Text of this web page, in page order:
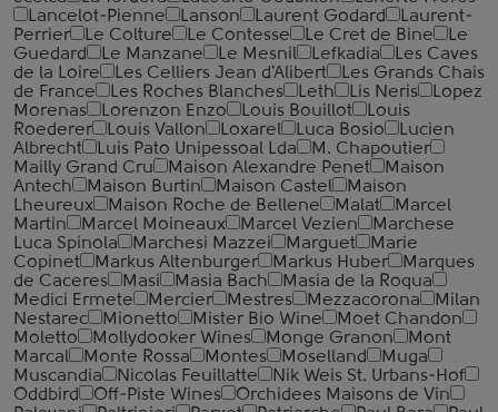
Lancelot-Pienne
Lanson Laurent Godard
Laurent-
Perrier
Le Colture Le Contesse Le Cret de Bine
Le
Guedard
Le Manzane Le Mesnil Lefkadia
Les Caves
de la Loire
Les Celliers Jean d'Alibert
Les Grands Chais
de France
Les Roches Blanches Leth Lis Neris
Lopez
Morenas
Lorenzon Enzo Louis Bouillot
Louis
Roederer
Louis Vallon Loxarel Luca Bosio
Lucien
Albrecht
Luis Pato Unipessoal Lda
M. Chapoutier
Mailly Grand Cru
Maison Alexandre Penet
Maison
Antech
Maison Burtin Maison Castel
Maison
Lheureux
Maison Roche de Bellene Malat
Marcel
Martin
Marcel Moineaux Marcel Vezien
Marchese
Luca Spinola
Marchesi Mazzei Marguet
Marie
Copinet
Markus Altenburger Markus Huber
Marques
de Caceres
Masi Masia Bach
Masia de la Roqua
Medici Ermete
Mercier Mestres Mezzacorona
Milan
Nestarec
Mionetto Mister Bio Wine
Moet Chandon
Moletto
Mollydooker Wines Monge Granon
Mont
Marcal
Monte Rossa Montes Moselland
Muga
Muscandia
Nicolas Feuillatte
Nik Weis St. Urbans-Hof
Oddbird
Off-Piste Wines
Orchidees Maisons de Vin